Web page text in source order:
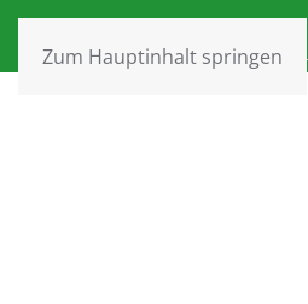
Zum Hauptinhalt springen